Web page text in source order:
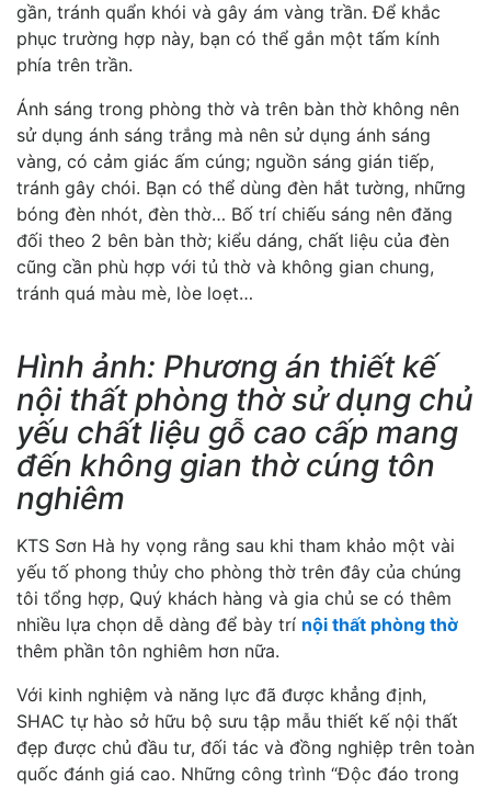
gần, tránh quẩn khói và gây ám vàng trần. Để khắc
phục trường hợp này, bạn có thể gắn một tấm kính
phía trên trần.
Ánh sáng trong phòng thờ và trên bàn thờ không nên
sử dụng ánh sáng trắng mà nên sử dụng ánh sáng
vàng, có cảm giác ấm cúng; nguồn sáng gián tiếp,
tránh gây chói. Bạn có thể dùng đèn hắt tường, những
bóng đèn nhót, đèn thờ… Bố trí chiếu sáng nên đăng
đối theo 2 bên bàn thờ; kiểu dáng, chất liệu của đèn
cũng cần phù hợp với tủ thờ và không gian chung,
tránh quá màu mè, lòe loẹt…
Hình ảnh: Phương án thiết kế
nội thất phòng thờ sử dụng chủ
yếu chất liệu gỗ cao cấp mang
đến không gian thờ cúng tôn
nghiêm
KTS Sơn Hà hy vọng rằng sau khi tham khảo một vài
yếu tố phong thủy cho phòng thờ trên đây của chúng
tôi tổng hợp, Quý khách hàng và gia chủ se có thêm
nhiều lựa chọn dễ dàng để bày trí nội thất phòng thờ
thêm phần tôn nghiêm hơn nữa.
Với kinh nghiệm và năng lực đã được khẳng định,
SHAC tự hào sở hữu bộ sưu tập mẫu thiết kế nội thất
đẹp được chủ đầu tư, đối tác và đồng nghiệp trên toàn
quốc đánh giá cao. Những công trình “Độc đáo trong